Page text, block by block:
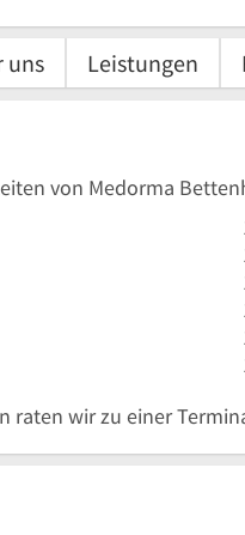
uns Leistungen
von Medorma
raten wir zu einer